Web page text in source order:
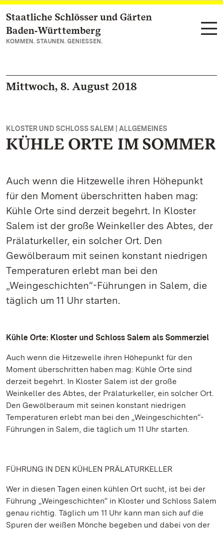
Zum Hauptinhalt springen
Staatliche Schlösser und Gärten
Baden‑Württemberg
KOMMEN. STAUNEN. GENIESSEN.
Mittwoch, 8. August 2018
KLOSTER UND SCHLOSS SALEM | ALLGEMEINES
KÜHLE ORTE IM SOMMER
Auch wenn die Hitzewelle ihren Höhepunkt
für den Moment überschritten haben mag:
Kühle Orte sind derzeit begehrt. In Kloster
Salem ist der große Weinkeller des Abtes, der
Prälaturkeller, ein solcher Ort. Den
Gewölberaum mit seinen konstant niedrigen
Temperaturen erlebt man bei den
„Weingeschichten“-Führungen in Salem, die
täglich um 11 Uhr starten.
Kühle Orte: Kloster und Schloss Salem als Sommerziel
Auch wenn die Hitzewelle ihren Höhepunkt für den
Moment überschritten haben mag: Kühle Orte sind
derzeit begehrt. In Kloster Salem ist der große
Weinkeller des Abtes, der Prälaturkeller, ein solcher Ort.
Den Gewölberaum mit seinen konstant niedrigen
Temperaturen erlebt man bei den „Weingeschichten“-
Führungen in Salem, die täglich um 11 Uhr starten.
FÜHRUNG IN DEN KÜHLEN PRÄLATURKELLER
Wer in diesen Tagen einen kühlen Ort sucht, ist bei der
Führung „Weingeschichten“ in Kloster und Schloss Salem
genau richtig. Täglich um 11 Uhr kann man sich auf die
Spuren der weißen Mönche begeben und dabei von der